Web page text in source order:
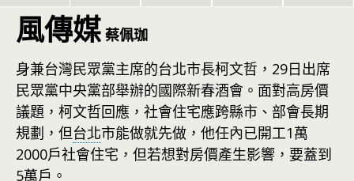
風傳媒 蔡佩珈
身兼台灣民眾黨主席的台北市長柯文哲，29日出席
民眾黨中央黨部舉辦的國際新春酒會。面對高房價
議題，柯文哲回應，社會住宅應跨縣市、部會長期
規劃，但台北市能做就先做，他任內已開工1萬
2000戶社會住宅，但若想對房價產生影響，要蓋到
5萬戶。